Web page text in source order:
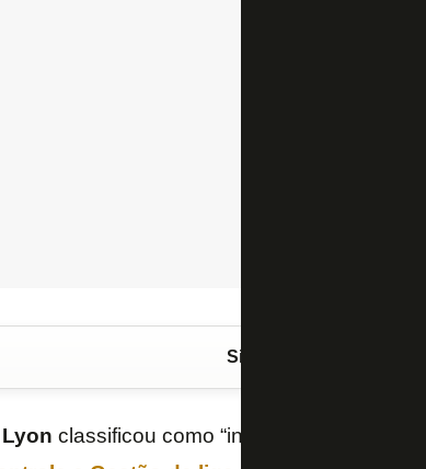
Siga o FogãoNET
Lyon classificou como “incompreensível” a